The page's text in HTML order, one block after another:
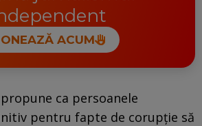
ACUM
ca persoanele
pentru fapte de corupţie să